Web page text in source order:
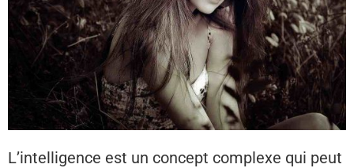
L’intelligence est un concept complexe qui peut